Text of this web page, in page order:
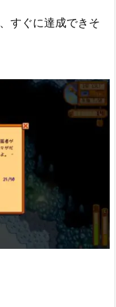
すぐに達成できそ